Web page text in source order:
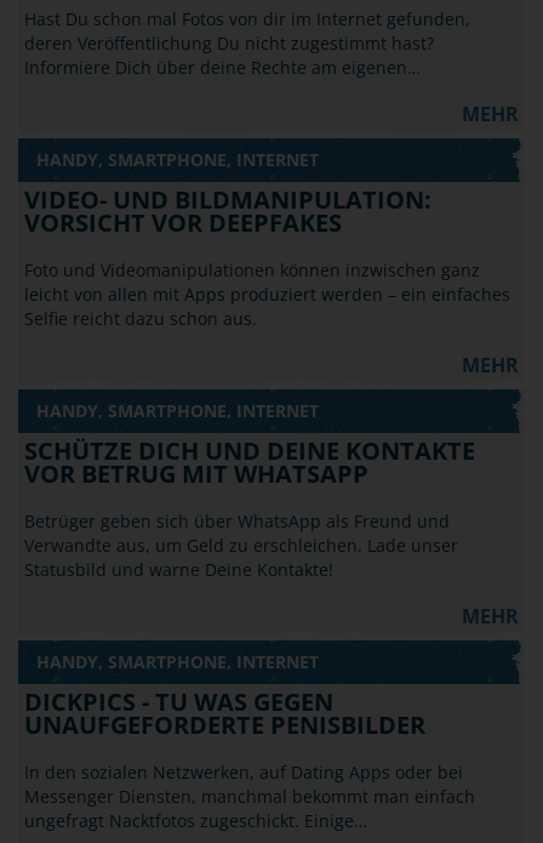
Hast Du schon mal Fotos von dir im Internet gefunden,
deren Veröffentlichung Du nicht zugestimmt hast?
Informiere Dich über deine Rechte am eigenen…
MEHR
HANDY, SMARTPHONE, INTERNET
VIDEO- UND BILDMANIPULATION:
VORSICHT VOR DEEPFAKES
Foto und Videomanipulationen können inzwischen ganz
leicht von allen mit Apps produziert werden – ein einfaches
Selfie reicht dazu schon aus.
MEHR
HANDY, SMARTPHONE, INTERNET
SCHÜTZE DICH UND DEINE KONTAKTE
VOR BETRUG MIT WHATSAPP
Betrüger geben sich über WhatsApp als Freund und
Verwandte aus, um Geld zu erschleichen. Lade unser
Statusbild und warne Deine Kontakte!
MEHR
HANDY, SMARTPHONE, INTERNET
DICKPICS - TU WAS GEGEN
UNAUFGEFORDERTE PENISBILDER
In den sozialen Netzwerken, auf Dating Apps oder bei
Messenger Diensten, manchmal bekommt man einfach
ungefragt Nacktfotos zugeschickt. Einige…